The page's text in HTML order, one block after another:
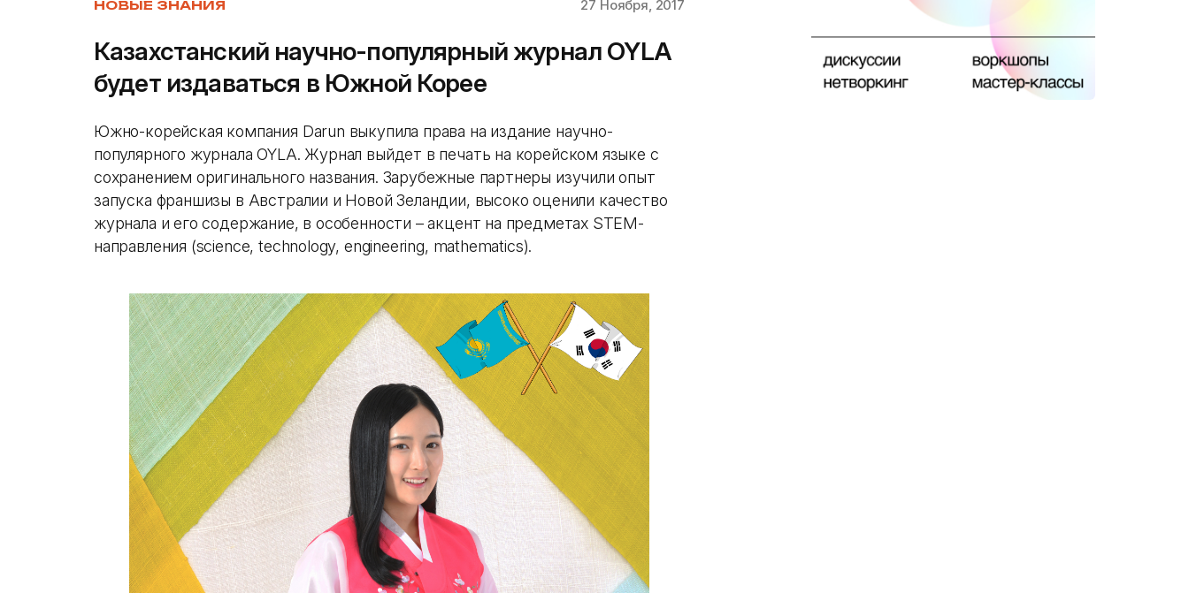
НОВЫЕ ЗНАНИЯ 27 Ноября, 2017
Казахстанский научно-популярный журнал OYLA
будет издаваться в Южной Корее
Южно-корейская компания Darun выкупила права на издание научно-
популярного журнала OYLA. Журнал выйдет в печать на корейском языке с
сохранением оригинального названия. Зарубежные партнеры изучили опыт
запуска франшизы в Австралии и Новой Зеландии, высоко оценили качество
журнала и его содержание, в особенности – акцент на предметах STEM-
направления (science, technology, engineering, mathematics).